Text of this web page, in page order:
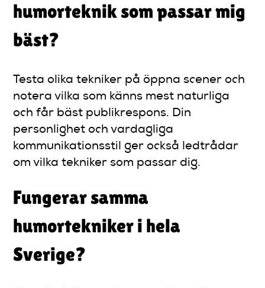
humorteknik som passar mig
bäst?
Testa olika tekniker på öppna scener och
notera vilka som känns mest naturliga
och får bäst publikrespons. Din
personlighet och vardagliga
kommunikationsstil ger också ledtrådar
om vilka tekniker som passar dig.
Fungerar samma
humortekniker i hela
Sverige?